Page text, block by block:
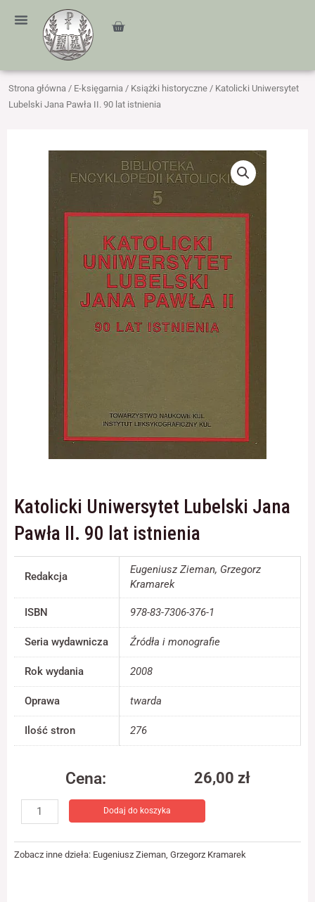
treści
Cart
Strona główna / E-księgarnia / Książki historyczne / Katolicki Uniwersytet
Lubelski Jana Pawła II. 90 lat istnienia
Katolicki Uniwersytet Lubelski Jana
Pawła II. 90 lat istnienia
Redakcja
Eugeniusz Zieman, Grzegorz
Kramarek
ISBN 978-83-7306-376-1
Seria wydawnicza Źródła i monografie
Rok wydania 2008
Oprawa twarda
Ilość stron 276
Cena: 26,00 zł
Katolicki
Lubelski
Jana
Dodaj do koszyka
Zobacz inne dzieła: Eugeniusz Zieman, Grzegorz Kramarek
opcjonalne. Są
one potrzebne
do
Statystyka
Abyśmy mogli
funkcjonalność
i strukturę
na podstawie
tego, jak strona
jest używana.
Doświadczenie
odrzucisz te pliki
cookie, niektóre
funkcje znikną ze